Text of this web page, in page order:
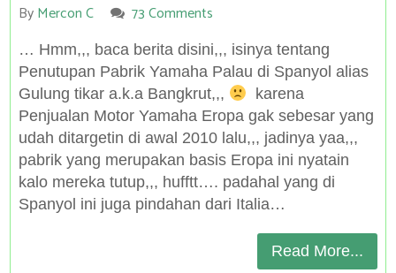
ByMercon C 73 Comments
… Hmm,,, baca berita disini,,, isinya tentang
Penutupan Pabrik Yamaha Palau di Spanyol alias
Gulung tikar a.k.a Bangkrut,,,
karena
Penjualan Motor Yamaha Eropa gak sebesar yang
udah ditargetin di awal 2010 lalu,,, jadinya yaa,,,
pabrik yang merupakan basis Eropa ini nyatain
kalo mereka tutup,,, hufftt…. padahal yang di
Spanyol ini juga pindahan dari Italia…
Read More...